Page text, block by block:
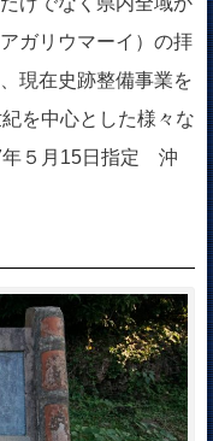
ガリウマーイ）の拝
現在史跡整備事業を
を中心とした様々な
５月15日指定 沖